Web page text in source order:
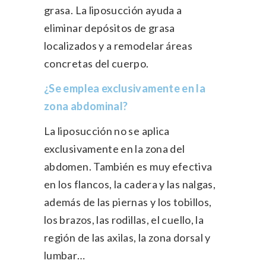
grasa. La liposucción ayuda a
eliminar depósitos de grasa
localizados y a remodelar áreas
concretas del cuerpo.
¿Se emplea exclusivamente en la
zona abdominal?
La liposucción no se aplica
exclusivamente en la zona del
abdomen. También es muy efectiva
en los flancos, la cadera y las nalgas,
además de las piernas y los tobillos,
los brazos, las rodillas, el cuello, la
región de las axilas, la zona dorsal y
lumbar…